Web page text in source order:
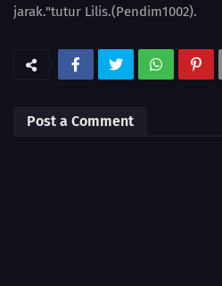
jarak."tutur Lilis.(Pendim1002).
Post a Comment